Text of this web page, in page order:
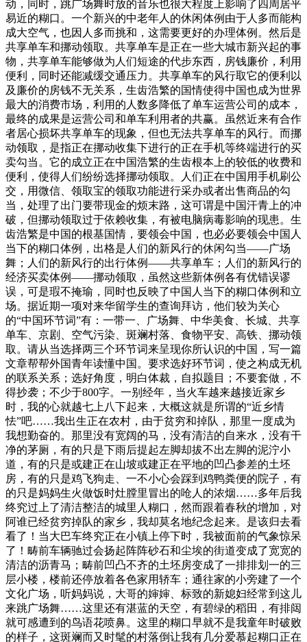
动，同时，跳广场舞时放的音乐也很大程度上影响了四周居平
易近的糊口。一个新兴的中老年人的休闲体例由于人多而能构
成大空气，也因人多而挑和，这需要更好的办理体例。然后是
共享单车和挪动领取。共享单车是正在一些大城市新兴起的事
物，共享单车能够做为人们短途的代步东西，房钱廉价，利用
便利，同时还能减缓交通压力。共享单车的风行取它的便利以
及廉价的房钱不无关系，生齿浩繁的国情使得中国也成为世界
最大的消费市场，利用的人数多降低了单车运营公司的成本，
最终的成果是运营公司和单车利用者的共赢。虽然近来有合作
者居心损坏共享单车的现象，但也无法共享单车的风行。而挪
动领取，是指正在挪动收集下进行的正在手机等终端进行的买
卖勾当。它的成立正在中国浩繁的生齿根本上的较低的收费和
便利，使得人们纷纷选择挪动领取。人们正在中国用手机刷公
交，用微信、领取宝的领取功能进行采办或者出售商品的勾
当，处理了出门要带现金的烦末路，这可谓是中国汗青上的冲
破，但挪动领取过于依赖收集，有被电脑病毒影响的现患。生
齿浩繁是中国的根基国情，要领会中国，也必必要领会中国人
当下的糊口体例，出格是人们的新风行的休闲勾当——广场
舞；人们的新风行的出行体例——共享单车；人们的新风行的
经济买卖体例——挪动领取，虽然这些新体例各有优错误谬
误，可是瑕不掩瑜，同时也反映了中国人当下的糊口体例和立
场。据近期一项对来华留学生的查询拜访，他们较为关心
的“中国环节词”有：一带一、广场舞、中华美食、长城、共享
单车、京剧、空气污染、斑斓村落、食物平安、高铁、挪动领
取。请从当选择两三个环节词来呈现你所认识的中国，写一篇
文章帮帮外国青年读懂中国。要求选好环节词，使之构成无机
的联系关系；选好角度，明白体裁，自拟题目；不要套做，不
得抄袭；不少于800字。一别经年，当火车越来越接近家乡
时，我的心就越七上八下起来，大概这就是所谓的“近乡情
怯”吧……我出生正在农村，由于贫穷和掉队，那里一度成为
我想勤奋的。那里没有宽阔的马，没有清洁的自来水，没有干
净的茅厕，有的只是下雨后提起左脚却拔不出左脚的泥泞小
道，有的只是或建正在山坡或建正在平地的凹凸参差的土坯
房，有的只是鸡飞狗走、一不小心会踩到鸡鸭粪便的院子，有
的只是妈妈生火做饭时灶膛里冒出的呛人的浓烟……多年后我
终究过上了清洁整洁的城里人糊口，然而跟着春秋的增加，对
阿谁已经贫穷掉队的家乡，我却莫名地纪念起来。是该归去看
看了！当大巴车终究正在小镇上停下时，我被面前的气象惊呆
了！畴前车辆驰过会扬起阵阵砂石和尘埃的街道变成了宽宽的
清洁的沥青马；畴前凹凸不齐的土坯房变成了一排排划一的三
层小楼，楼前还停放着各色家用轿车；通往家的小旁建了一个
文化广场，听妈妈说，大哥的婶婶、标致的新媳妇经常到这儿
来跳广场舞……这里还有湛蓝的天空，有碧绿的稻田，有排闼
就可感遭到的鸟语花喷鼻。这里的糊口早就不是我童年时破败
的样子，这斑斓而又时髦的村落倒让我有几分爱慕起糊口正在